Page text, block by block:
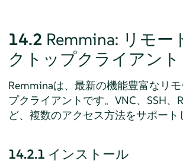
14.2 Remmina: リモー
クトップクライアント
Remminaは、最新の機能豊富なリ
プクライアントです。VNC、SSH、
ど、複数のアクセス方法をサポート
14.2.1 インストール